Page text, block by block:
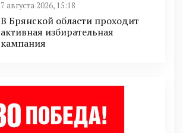
7 августа 2026, 15:18
В Брянской области проходит
активная избирательная
кампания